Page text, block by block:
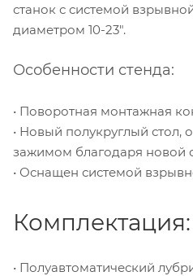
станок с системой
диаметром 10-23".
Особенности стенда:
• Поворотная монтажная
• Новый полукруглый
зажимом благодаря новой
• Оснащен системой
Комплектация:
• Полуавтоматический